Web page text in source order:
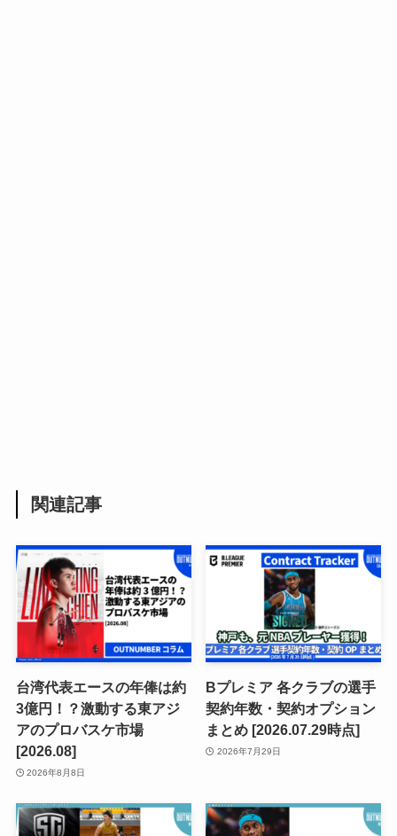
関連記事
台湾代表エースの年俸は約
3億円！？激動する東アジ
アのプロバスケ市場
[2026.08]
2026年8月8日
Bプレミア 各クラブの選手
契約年数・契約オプション
まとめ [2026.07.29時点]
2026年7月29日